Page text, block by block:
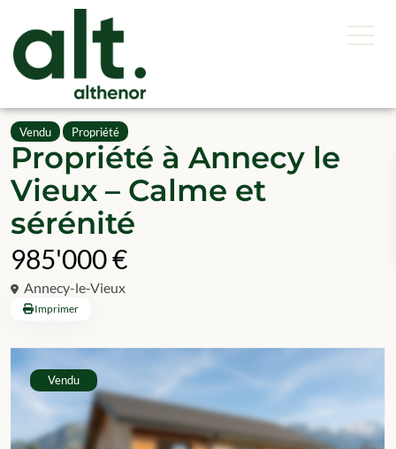
Vendu Propriété
Propriété à Annecy le
Vieux – Calme et
sérénité
985'000 €
Annecy-le-Vieux
Imprimer
Vendu